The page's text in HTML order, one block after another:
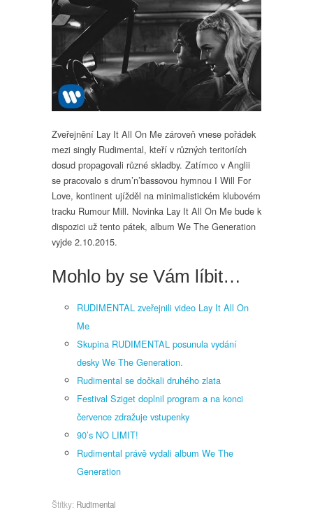
Zveřejnění Lay It All On Me zároveň vnese pořádek
mezi singly Rudimental, kteří v různých teritoriích
dosud propagovali různé skladby. Zatímco v Anglii
se pracovalo s drum’n’bassovou hymnou I Will For
Love, kontinent ujížděl na minimalistickém klubovém
tracku Rumour Mill. Novinka Lay It All On Me bude k
dispozici už tento pátek, album We The Generation
vyjde 2.10.2015.
Mohlo by se Vám líbit…
RUDIMENTAL zveřejnili video Lay It All On
Me
Skupina RUDIMENTAL posunula vydání
desky We The Generation.
Rudimental se dočkali druhého zlata
Festival Sziget doplnil program a na konci
července zdražuje vstupenky
90’s NO LIMIT!
Rudimental právě vydali album We The
Generation
Štítky: Rudimental